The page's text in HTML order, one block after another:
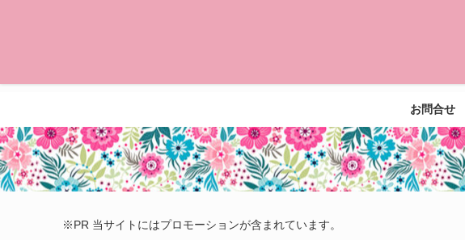
お問合せ
※PR 当サイトにはプロモーションが含まれています。